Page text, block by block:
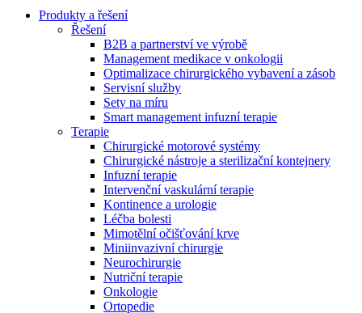
Produktový katalog​
Objevte naše produkty. Navštivte produktový katalog B.
Braun s našim kompletním produktovým portfoliem.
Odborné ambulance
Naše specializované ambulance jsou tu pro vás. Zvolte
specializaci a město, které potřebujete, a objednejte se do naší
Zůstaňte v dialogu s B. Braun. ​Kontaktujte nás.​
Produkty a řešení
Řešení
B2B a partnerství ve výrobě
Management medikace v onkologii
Optimalizace chirurgického vybavení a zásob
Servisní služby
Sety na míru
Smart management infuzní terapie​
Terapie
Chirurgické motorové systémy
Chirurgické nástroje a sterilizační kontejnery
Infuzní terapie
Intervenční vaskulární terapie
Kontinence a urologie
Léčba bolesti
Mimotělní očišťování krve
Miniinvazivní chirurgie
Neurochirurgie
Nutriční terapie
Onkologie
Ortopedie